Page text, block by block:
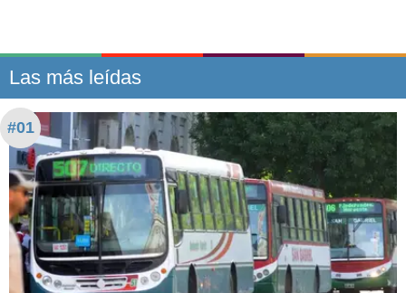
Las más leídas
#01